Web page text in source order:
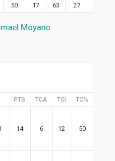
50 17 63 27
Moyano
PTS TCA TCI TC%
14 6 12 50